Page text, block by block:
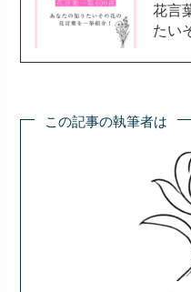
花言
たい
この記事の執筆者は